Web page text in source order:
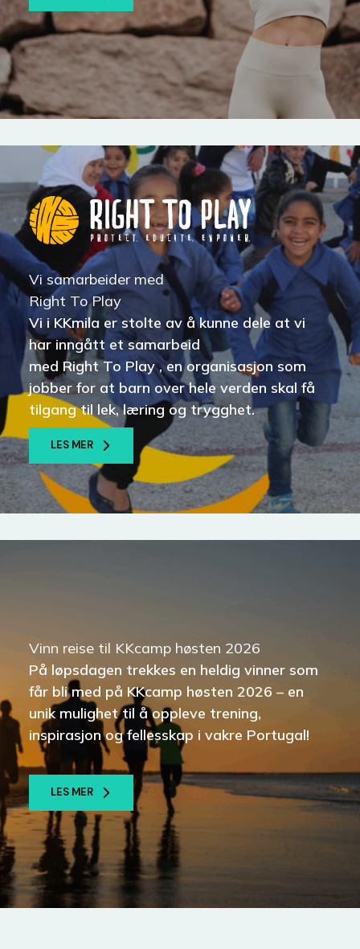
Vi samarbeider med
Right To Play
Vi i KKmila er stolte av å kunne dele at vi
har inngått et samarbeid
med Right To Play , en organisasjon som
jobber for at barn over hele verden skal få
tilgang til lek, læring og trygghet.
LES MER
Vinn reise til KKcamp høsten 2026
På løpsdagen trekkes en heldig vinner som
får bli med på KKcamp høsten 2026 – en
unik mulighet til å oppleve trening,
inspirasjon og fellesskap i vakre Portugal!
LES MER